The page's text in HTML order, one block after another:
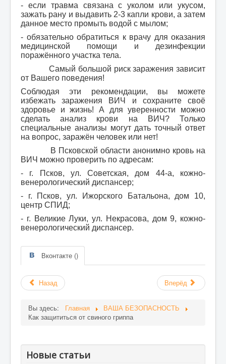
- если травма связана с уколом или укусом,
зажать рану и выдавить 2-3 капли крови, а затем
данное место промыть водой с мылом;
- обязательно обратиться к врачу для оказания
медицинской помощи и дезинфекции
поражённого участка тела.
Самый большой риск заражения зависит
от Вашего поведения!
Соблюдая эти рекомендации, вы можете
избежать заражения ВИЧ и сохраните своё
здоровье и жизнь! А для уверенности можно
сделать анализ крови на ВИЧ? Только
специальные анализы могут дать точный ответ
на вопрос, заражён человек или нет!
В Псковской области анонимно кровь на
ВИЧ можно проверить по адресам:
- г. Псков, ул. Советская, дом 44-а, кожно-
венерологический диспансер;
- г. Псков, ул. Ижорского Батальона, дом 10,
центр СПИД;
- г. Великие Луки, ул. Некрасова, дом 9, кожно-
венерологический диспансер.
Вконтакте ()
Назад Вперёд
Вы здесь: Главная
ВАША БЕЗОПАСНОСТЬ
Как защититься от свиного гриппа
Новые статьи